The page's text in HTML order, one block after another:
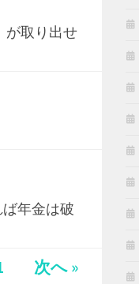
が取り出せ
年金は破
次へ »